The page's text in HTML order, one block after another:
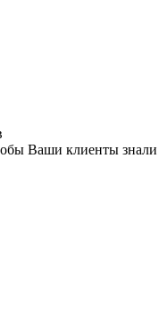
Ваши клиенты